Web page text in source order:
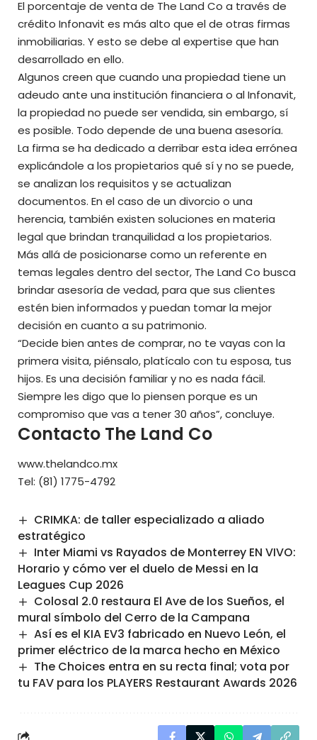
El porcentaje de venta de The Land Co a través de
crédito Infonavit es más alto que el de otras firmas
inmobiliarias. Y esto se debe al expertise que han
desarrollado en ello.
Algunos creen que cuando una propiedad tiene un
adeudo ante una institución financiera o al Infonavit,
la propiedad no puede ser vendida, sin embargo, sí
es posible. Todo depende de una buena asesoría.
La firma se ha dedicado a derribar esta idea errónea
explicándole a los propietarios qué sí y no se puede,
se analizan los requisitos y se actualizan
documentos. En el caso de un divorcio o una
herencia, también existen soluciones en materia
legal que brindan tranquilidad a los propietarios.
Más allá de posicionarse como un referente en
temas legales dentro del sector, The Land Co busca
brindar asesoría de vedad, para que sus clientes
estén bien informados y puedan tomar la mejor
decisión en cuanto a su patrimonio.
“Decide bien antes de comprar, no te vayas con la
primera visita, piénsalo, platícalo con tu esposa, tus
hijos. Es una decisión familiar y no es nada fácil.
Siempre les digo que lo piensen porque es un
compromiso que vas a tener 30 años”, concluye.
Contacto The Land Co
www.thelandco.mx
Tel: (81) 1775-4792
CRIMKA: de taller especializado a aliado
estratégico
Inter Miami vs Rayados de Monterrey EN VIVO:
Horario y cómo ver el duelo de Messi en la
Leagues Cup 2026
Colosal 2.0 restaura El Ave de los Sueños, el
mural símbolo del Cerro de la Campana
Así es el KIA EV3 fabricado en Nuevo León, el
primer eléctrico de la marca hecho en México
The Choices entra en su recta final; vota por
tu FAV para los PLAYERS Restaurant Awards 2026